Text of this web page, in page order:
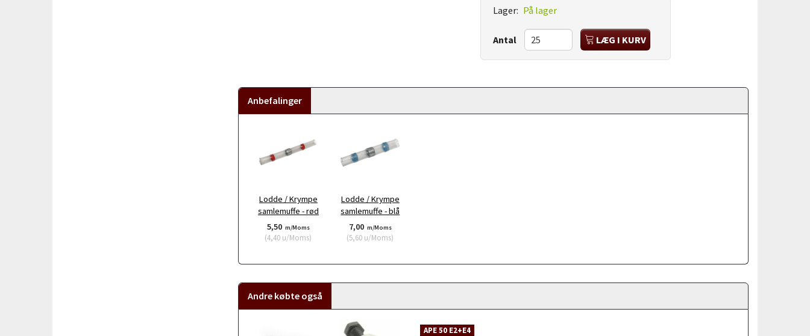
Lager: På lager
Antal LÆG I KURV
Anbefalinger
Lodde / Krympe
samlemuffe - rød
5,50 m/Moms
(4,40 u/Moms)
Lodde / Krympe
samlemuffe - blå
7,00 m/Moms
(5,60 u/Moms)
Andre købte også
APE 50 E2+E4